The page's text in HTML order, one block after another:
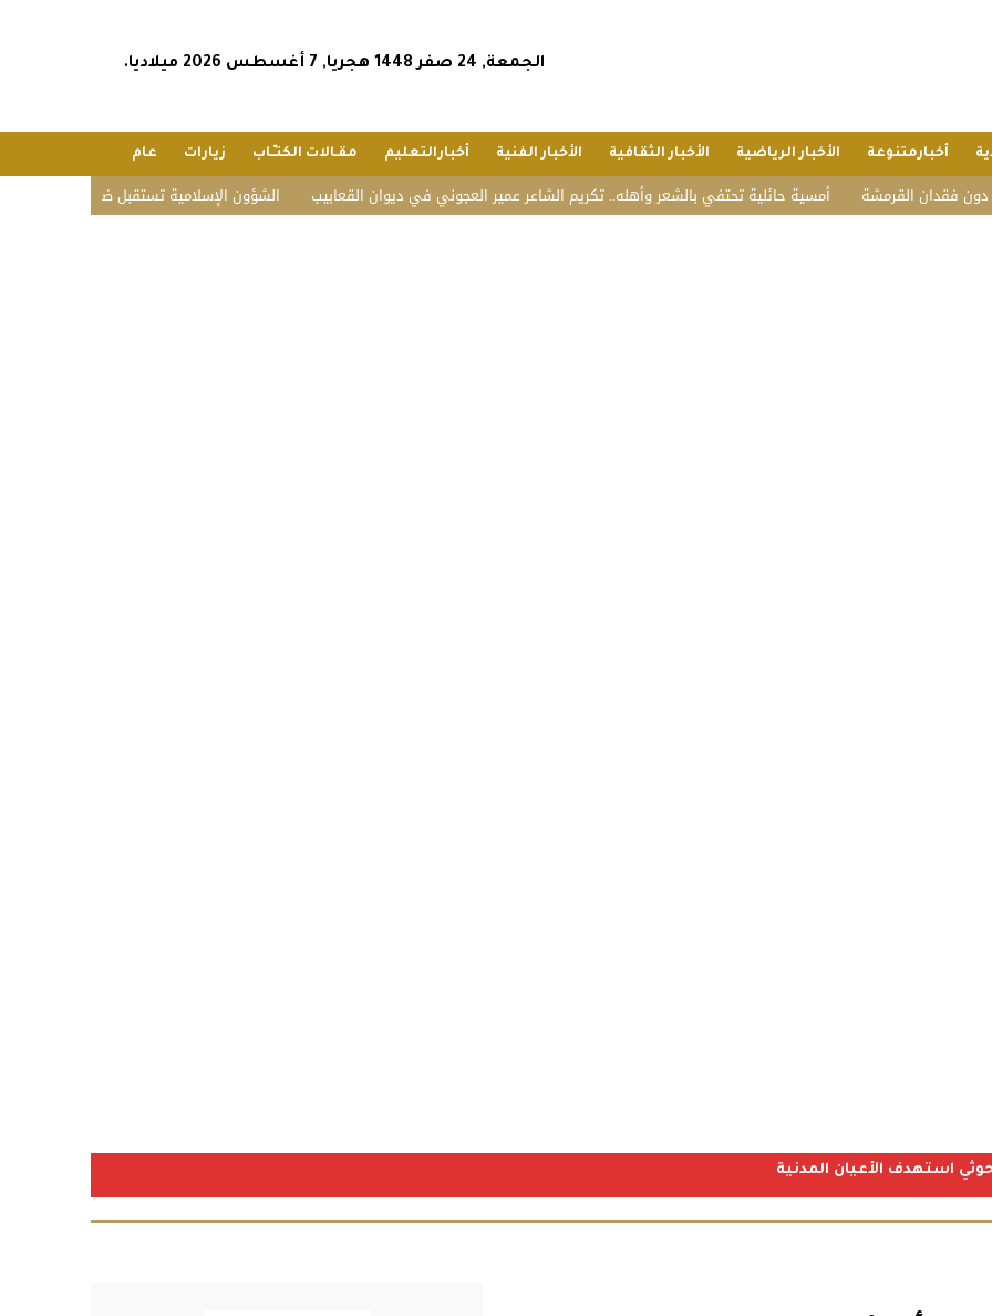
الجمعة, 24 صفر 1448 هجريا, 7 أغسطس 2026 ميلاديا.
أخبارمتنوعة الأخبار الرياضية الأخبار الثقافية الأخبار الفنية أخبارالتعليم مقـالات الكتـّـاب زيارات عام
الشؤون الإسلامية تستقبل ضيوف الدفعة الثانية للعمرة أمسية حائلية تحتفي بالشعر وأهله.. تكريم الشاعر عمير العجوني في ديوان القعابيب